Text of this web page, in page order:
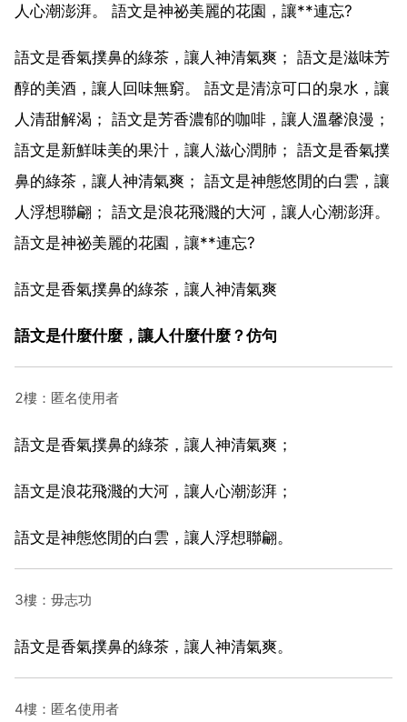
人心潮澎湃。 語文是神祕美麗的花園，讓**連忘?
語文是香氣撲鼻的綠茶，讓人神清氣爽； 語文是滋味芳
醇的美酒，讓人回味無窮。 語文是清涼可口的泉水，讓
人清甜解渴； 語文是芳香濃郁的咖啡，讓人溫馨浪漫；
語文是新鮮味美的果汁，讓人滋心潤肺； 語文是香氣撲
鼻的綠茶，讓人神清氣爽； 語文是神態悠閒的白雲，讓
人浮想聯翩； 語文是浪花飛濺的大河，讓人心潮澎湃。
語文是神祕美麗的花園，讓**連忘?
語文是香氣撲鼻的綠茶，讓人神清氣爽
語文是什麼什麼，讓人什麼什麼？仿句
2樓：匿名使用者
語文是香氣撲鼻的綠茶，讓人神清氣爽；
語文是浪花飛濺的大河，讓人心潮澎湃；
語文是神態悠閒的白雲，讓人浮想聯翩。
3樓：毋志功
語文是香氣撲鼻的綠茶，讓人神清氣爽。
4樓：匿名使用者